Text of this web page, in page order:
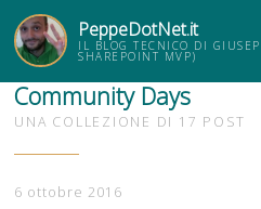
PeppeDotNet.it
IL BLOG TECNICO DI
SHAREPOINT MVP)
Community Days
UNA COLLEZIONE DI 17 POST
6 ottobre 2016